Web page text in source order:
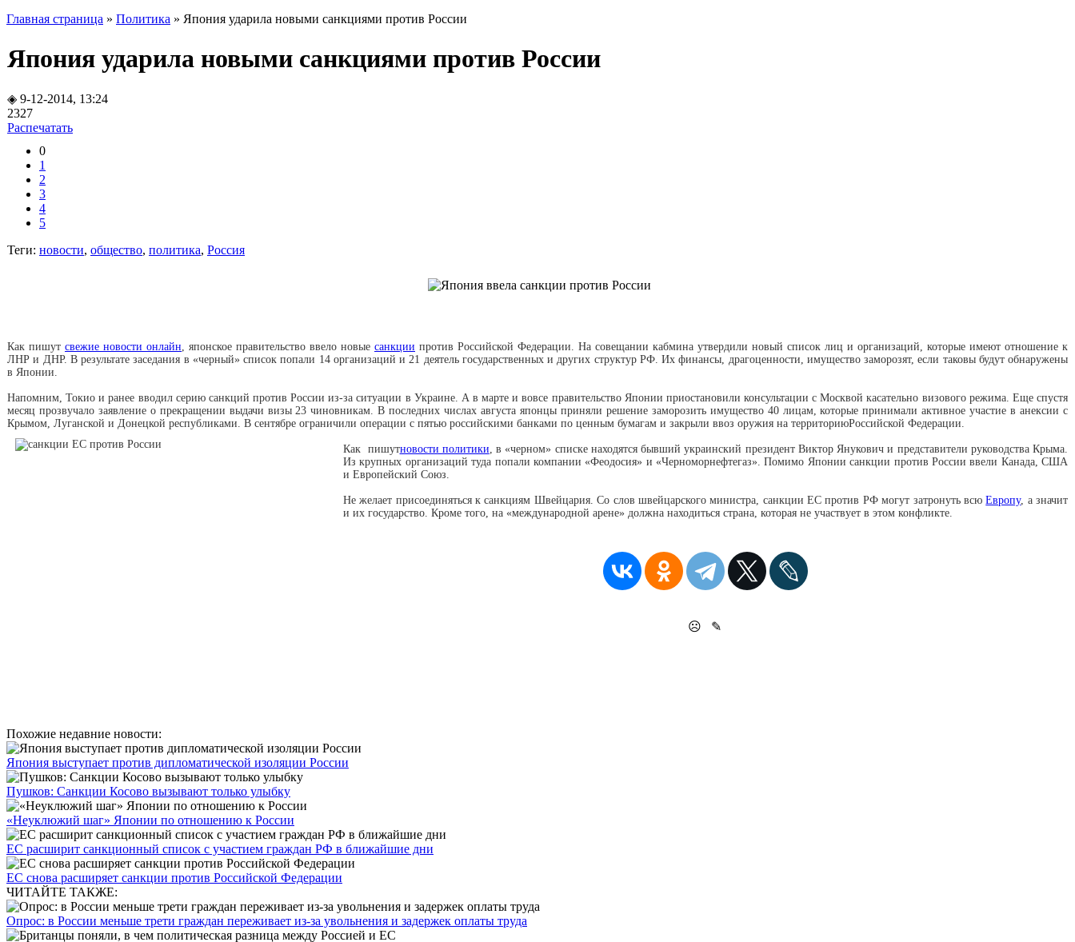
Главная страница » Политика » Япония ударила новыми санкциями против России
Япония ударила новыми санкциями против России
◈ 9-12-2014, 13:24
2327
Распечатать
0
1
2
3
4
5
Теги: новости, общество, политика, Россия
Как пишут свежие новости онлайн , японское правительство ввело новые санкции против Российской Федерации. На совещании кабмина утвердили новый список лиц и организаций, которые имеют отношение к
ЛНР и ДНР. В результате заседания в «черный» список попали 14 организаций и 21 деятель государственных и других структур РФ. Их финансы, драгоценности, имущество заморозят, если таковы будут обнаружены
в Японии.
Напомним, Токио и ранее вводил серию санкций против России из-за ситуации в Украине. А в марте и вовсе правительство Японии приостановили консультации с Москвой касательно визового режима. Еще спустя
месяц прозвучало заявление о прекращении выдачи визы 23 чиновникам. В последних числах августа японцы приняли решение заморозить имущество 40 лицам, которые принимали активное участие в анексии с
Крымом, Луганской и Донецкой республиками. В сентябре ограничили операции с пятью российскими банками по ценным бумагам и закрыли ввоз оружия на территориюРоссийской Федерации.
Как пишутновости политики , в «черном» списке находятся бывший украинский президент Виктор Янукович и представители руководства Крыма.
Из крупных организаций туда попали компании «Феодосия» и «Черноморнефтегаз». Помимо Японии санкции против России ввели Канада, США
и Европейский Союз.
Не желает присоединяться к санкциям Швейцария. Со слов швейцарского министра, санкции ЕС против РФ могут затронуть всюЕвропу, а значит
и их государство. Кроме того, на «международной арене» должна находиться страна, которая не участвует в этом конфликте.
☹ ✎
Похожие недавние новости:
Япония выступает против дипломатической изоляции России
Пушков: Санкции Косово вызывают только улыбку
«Неуклюжий шаг» Японии по отношению к России
ЕС расширит санкционный список с участием граждан РФ в ближайшие дни
ЕС снова расширяет санкции против Российской Федерации
ЧИТАЙТЕ ТАКЖЕ:
Опрос: в России меньше трети граждан переживает из-за увольнения и задержек оплаты труда